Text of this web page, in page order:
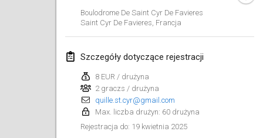
Boulodrome De Saint Cyr De Favieres
Saint Cyr De Favieres Francja
Szczegóły dotyczące rejestracji
8 EUR / drużyna
2 graczs / drużyna
quille.st.cyr@gmail.com
Max. liczba drużyn: 60 drużyna
Rejestracja do: 19 kwietnia 2025
US Mölkky Winter
7 lut 2025|Stany Zjednoczone
Open des vendanges tardives
8 lut 2025| Francja